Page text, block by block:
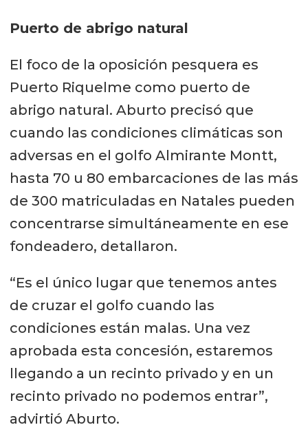
Puerto de abrigo natural
El foco de la oposición pesquera es
Puerto Riquelme como puerto de
abrigo natural. Aburto precisó que
cuando las condiciones climáticas son
adversas en el golfo Almirante Montt,
hasta 70 u 80 embarcaciones de las más
de 300 matriculadas en Natales pueden
concentrarse simultáneamente en ese
fondeadero, detallaron.
“Es el único lugar que tenemos antes
de cruzar el golfo cuando las
condiciones están malas. Una vez
aprobada esta concesión, estaremos
llegando a un recinto privado y en un
recinto privado no podemos entrar”,
advirtió Aburto.